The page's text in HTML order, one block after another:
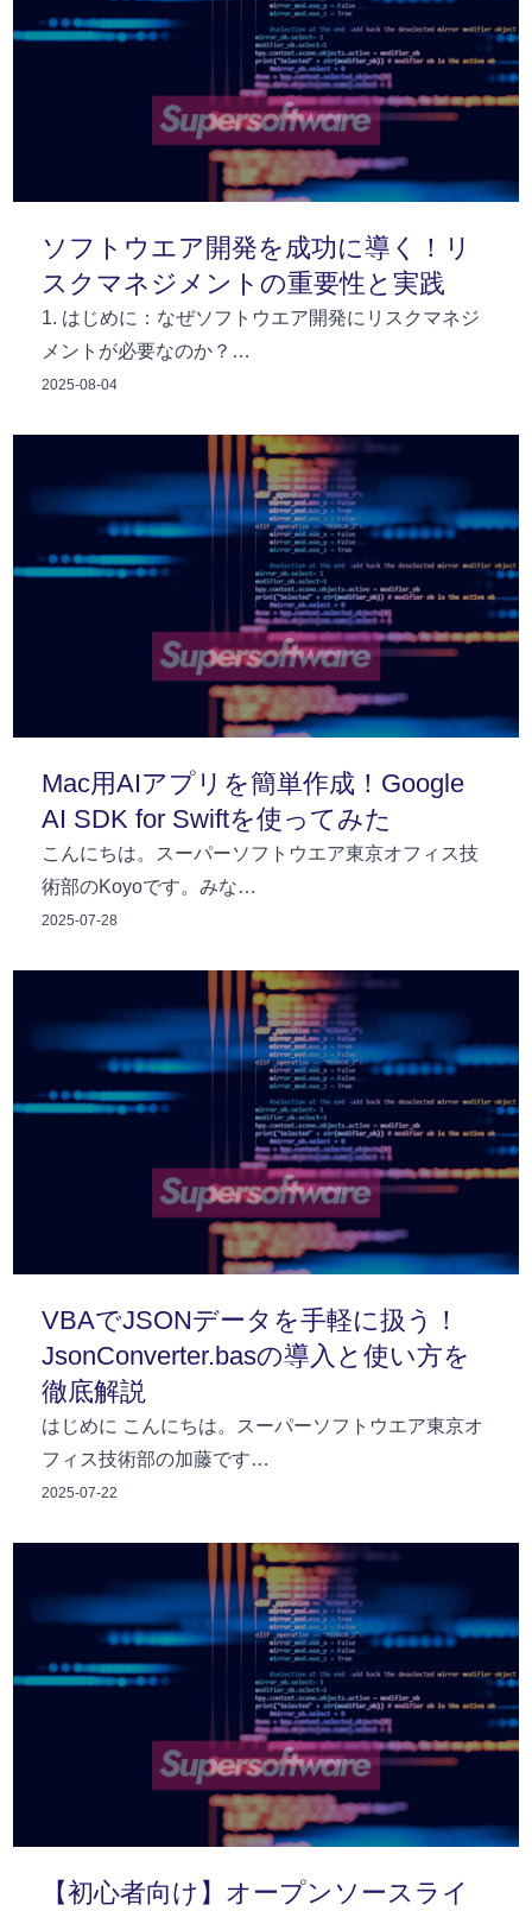
ソフトウエア開発を成功に導く！リ
スクマネジメントの重要性と実践
1. はじめに：なぜソフトウエア開発にリスクマネジ
メントが必要なのか？…
2025-08-04
Mac用AIアプリを簡単作成！Google
AI SDK for Swiftを使ってみた
こんにちは。スーパーソフトウエア東京オフィス技
術部のKoyoです。みな…
2025-07-28
VBAでJSONデータを手軽に扱う！
JsonConverter.basの導入と使い方を
徹底解説
はじめに こんにちは。スーパーソフトウエア東京オ
フィス技術部の加藤です…
2025-07-22
【初心者向け】オープンソースライ